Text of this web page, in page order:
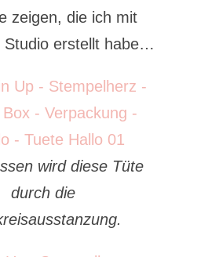
zeigen, die ich mit
Studio erstellt habe…
wird diese Tüte
durch die